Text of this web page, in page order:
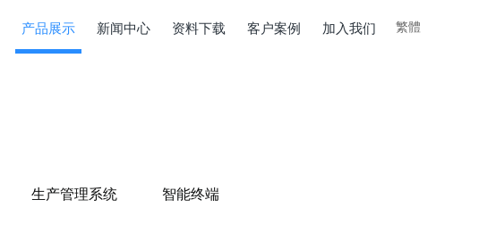
产品展示 新闻中心 资料下载 客户案例 加入我们 繁體
生产管理系统 智能终端